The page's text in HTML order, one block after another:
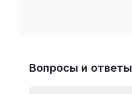
Вопросы и ответы